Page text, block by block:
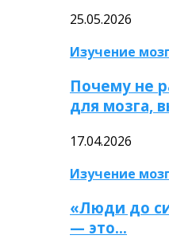
25.05.2026
Изучение
Почему не
для мозга,
17.04.2026
Изучение
«Люди до
— это…